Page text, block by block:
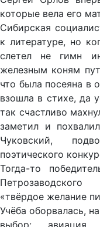
которые вела его
Сибирская
к литературе, но
слетел не гимн
железным коням
что была посеяна в
взошла в стихе, да
так счастливо
заметил и
Чуковский,
поэтического
Тогда-то
«твёрдое желание
Учёба оборвалась,